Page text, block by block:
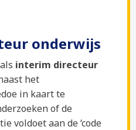
onderwijs
interim directeur
het
in kaart te
of de
voldoet aan de ‘code